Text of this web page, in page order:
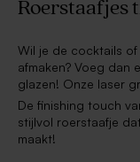
Roerstaafjes
Wil je de cocktails
afmaken? Voeg dan
glazen! Onze laser
De finishing touch
stijlvol roerstaafje
maakt!